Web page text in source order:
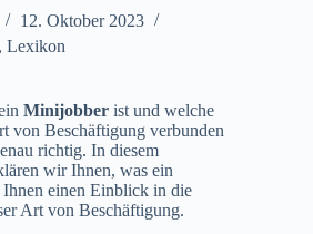
12. Oktober 2023
, Lexikon
Minijobber ist und welche
von Beschäftigung verbunden
richtig. In diesem
wir Ihnen, was ein
Ihnen einen Einblick in die
Art von Beschäftigung.